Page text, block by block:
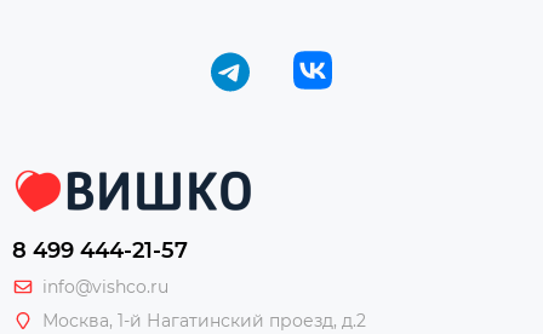
8 499 444-21-57
info@vishco.ru
Москва, 1-й Нагатинский проезд, д.2